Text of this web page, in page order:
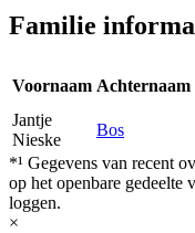
Familie
Voornaam Achternaam
Jantje
Nieske
Bos
*¹ Gegevens van recent
op het openbare gedeelte
loggen.
×